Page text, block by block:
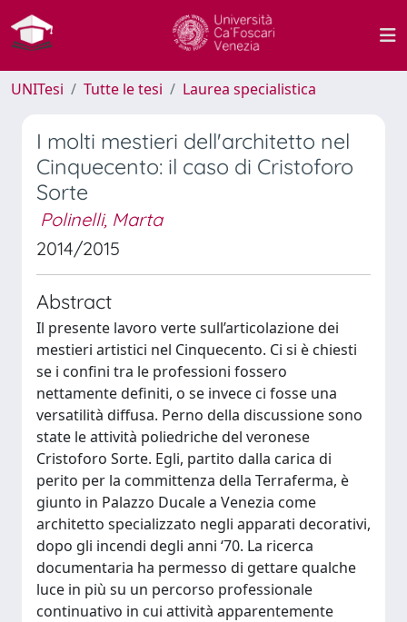
UNITesi Tutte le tesi Laurea specialistica
I molti mestieri dell'architetto nel
Cinquecento: il caso di Cristoforo
Sorte
Polinelli, Marta
2014/2015
Abstract
Il presente lavoro verte sull’articolazione dei
mestieri artistici nel Cinquecento. Ci si è chiesti
se i confini tra le professioni fossero
nettamente definiti, o se invece ci fosse una
versatilità diffusa. Perno della discussione sono
state le attività poliedriche del veronese
Cristoforo Sorte. Egli, partito dalla carica di
perito per la committenza della Terraferma, è
giunto in Palazzo Ducale a Venezia come
architetto specializzato negli apparati decorativi,
dopo gli incendi degli anni ‘70. La ricerca
documentaria ha permesso di gettare qualche
luce in più su un percorso professionale
continuativo in cui attività apparentemente